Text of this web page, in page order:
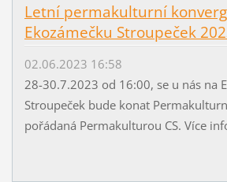
Letní permakulturní
Ekozámečku Stroupeček
02.06.2023 16:58
28-30.7.2023 od 16:00, se u nás na
Stroupeček bude konat
pořádaná Permakulturou CS. Více